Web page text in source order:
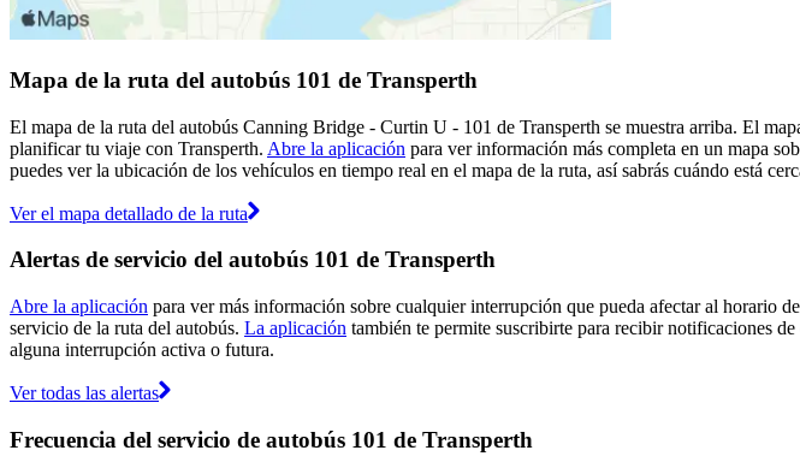
Mapa de la ruta del autobús 101 de Transperth
El mapa de la ruta del autobús Canning Bridge - Curtin U - 101 de Transperth se muestra arriba. El
planificar tu viaje con Transperth. Abre la aplicación para ver información más completa en un mapa
puedes ver la ubicación de los vehículos en tiempo real en el mapa de la ruta, así sabrás cuándo está
Ver el mapa detallado de la ruta
Alertas de servicio del autobús 101 de Transperth
Abre la aplicación para ver más información sobre cualquier interrupción que pueda afectar al horario
servicio de la ruta del autobús. La aplicación también te permite suscribirte para recibir notificaciones
alguna interrupción activa o futura.
Ver todas las alertas
Frecuencia del servicio de autobús 101 de Transperth